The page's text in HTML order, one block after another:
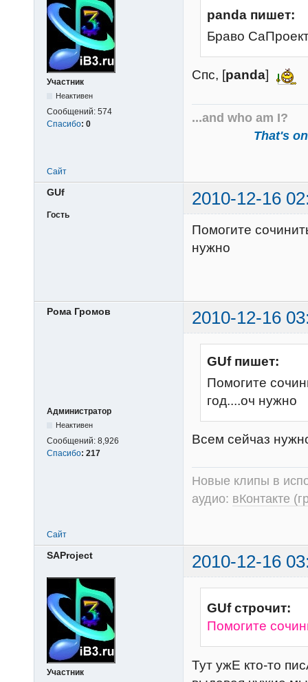
Участник
Неактивен
Сообщений: 574
Спасибо: 0
panda пишет:
Браво
Спс, [panda]
...and who am I?
That's
Сайт
GUf 2010-12-16
Гость
Помогите
нужно
Рома Громов 2010-12-16
Администратор
Неактивен
Сообщений: 8,926
Спасибо: 217
GUf пишет:
Помогите
год....оч нужно
Всем сейчаз
Новые клипы в
аудио: вКонтакте
Сайт
SAProject 2010-12-16
Участник
GUf строчит:
Помогите
Тут ужЕ кто-то